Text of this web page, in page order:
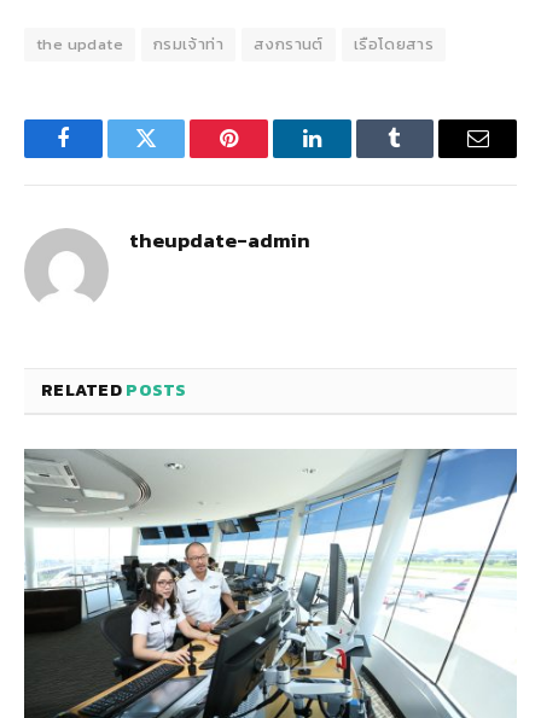
the update กรมเจ้าท่า สงกรานต์ เรือโดยสาร
FacebookTwitter Pinterest LinkedInTumblr Email
theupdate-admin
RELATEDPOSTS